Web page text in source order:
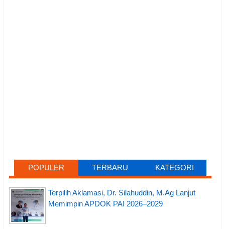
POPULER TERBARU KATEGORI
Terpilih Aklamasi, Dr. Silahuddin, M.Ag Lanjut
Memimpin APDOK PAI 2026–2029